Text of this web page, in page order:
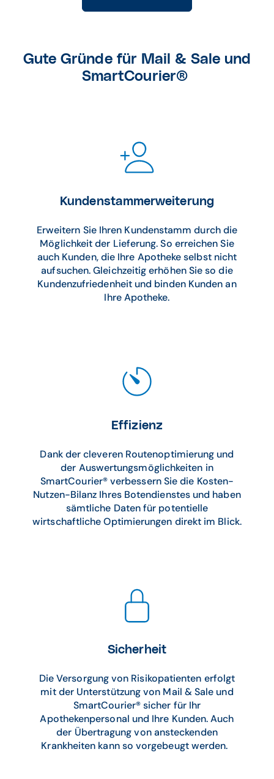
Gute Gründe für Mail & Sale und
SmartCourier®
Kundenstammerweiterung
Erweitern Sie Ihren Kundenstamm durch die
Möglichkeit der Lieferung. So erreichen Sie
auch Kunden, die Ihre Apotheke selbst nicht
aufsuchen. Gleichzeitig erhöhen Sie so die
Kundenzufriedenheit und binden Kunden an
Ihre Apotheke.
Effizienz
Dank der cleveren Routenoptimierung und
der Auswertungsmöglichkeiten in
SmartCourier® verbessern Sie die Kosten-
Nutzen-Bilanz Ihres Botendienstes und haben
sämtliche Daten für potentielle
wirtschaftliche Optimierungen direkt im Blick.
Sicherheit
Die Versorgung von Risikopatienten erfolgt
mit der Unterstützung von Mail & Sale und
SmartCourier® sicher für Ihr
Apothekenpersonal und Ihre Kunden. Auch
der Übertragung von ansteckenden
Krankheiten kann so vorgebeugt werden.